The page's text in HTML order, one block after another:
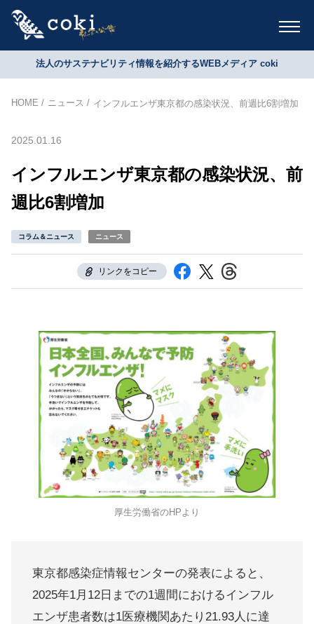
法人のサステナビリティ情報を紹介するWEBメディア coki
HOME ニュース インフルエンザ東京都の感染状況、前週比6割増加
2025.01.16
インフルエンザ東京都の感染状況、前
週比6割増加
コラム＆ニュース ニュース
リンクをコピー
厚生労働省のHPより
東京都感染症情報センターの発表によると、
2025年1月12日までの1週間におけるインフル
エンザ患者数は1医療機関あたり21.93人に達